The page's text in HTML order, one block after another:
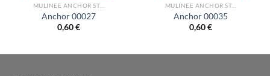
Anchor 00027
0,60€
Anchor 00035
0,60€